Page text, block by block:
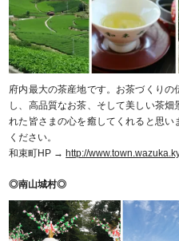
府内最大の茶産地です。お茶づくり
し、高品質なお茶、そして美しい茶
れた皆さまの心を癒してくれると思い
ください。
和束町HP → http://
◎南山城村◎